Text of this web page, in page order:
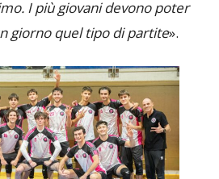
I più giovani devono poter
giorno quel tipo di partite